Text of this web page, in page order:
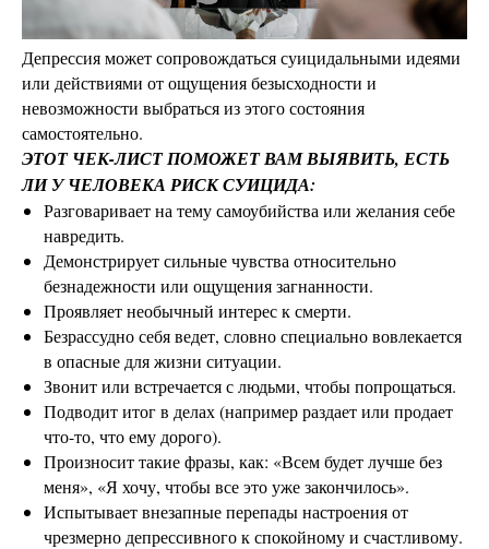
Депрессия может сопровождаться суицидальными идеями
или действиями от ощущения безысходности и
невозможности выбраться из этого состояния
самостоятельно.
ЭТОТ ЧЕК-ЛИСТ ПОМОЖЕТ ВАМ ВЫЯВИТЬ, ЕСТЬ
ЛИ У ЧЕЛОВЕКА РИСК СУИЦИДА:
Разговаривает на тему самоубийства или желания себе
навредить.
Демонстрирует сильные чувства относительно
безнадежности или ощущения загнанности.
Проявляет необычный интерес к смерти.
Безрассудно себя ведет, словно специально вовлекается
в опасные для жизни ситуации.
Звонит или встречается с людьми, чтобы попрощаться.
Подводит итог в делах (например раздает или продает
что-то, что ему дорого).
Произносит такие фразы, как: «Всем будет лучше без
меня», «Я хочу, чтобы все это уже закончилось».
Испытывает внезапные перепады настроения от
чрезмерно депрессивного к спокойному и счастливому.